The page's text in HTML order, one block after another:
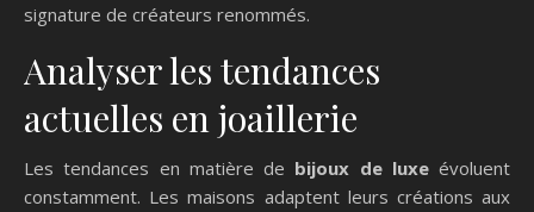
signature de créateurs renommés.
Analyser les tendances
actuelles en joaillerie
Les tendances en matière de bijoux de luxeévoluent
constamment. Les maisons adaptent leurs créations aux